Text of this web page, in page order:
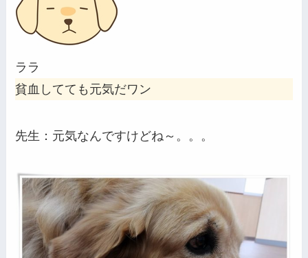
ララ
貧血してても元気だワン
先生：元気なんですけどね～。。。